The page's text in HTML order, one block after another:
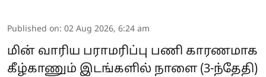
Published on: 02 Aug 2026, 6:24 am
மின் வாரிய பராமரிப்பு பணி காரணமாக
கீழ்காணும் இடங்களில் நாளை (3-ந்தேதி)